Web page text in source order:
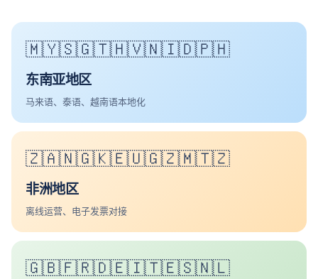
🇲🇾🇸🇬🇹🇭🇻🇳🇮🇩🇵🇭
东南亚地区
马来语、泰语、越南语本地化
🇿🇦🇳🇬🇰🇪🇺🇬🇿🇲🇹🇿
非洲地区
离线运营、电子发票对接
🇬🇧🇫🇷🇩🇪🇮🇹🇪🇸🇳🇱